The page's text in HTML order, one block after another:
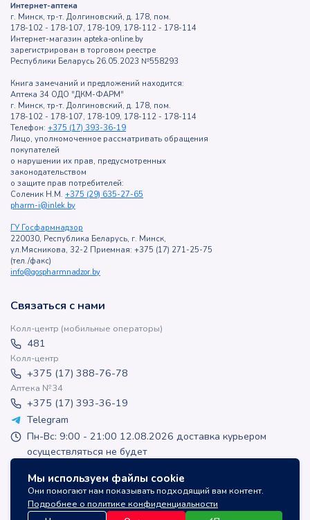
Мы используем файлы cookie
Они помогают нам показывать подходящий вам контент.
Подробнее о политике конфиденциальности
Интернет-аптека
г. Минск, тр-т. Долгиновский, д. 178, пом.
178-102 - 178-107, 178-109, 178-112 - 178-114
Интернет-магазин apteka-online.by
зарегистрирован в торговом реестре
Республики Беларусь 26.05.2023 №558293
Книга замечаний и предложений находится:
Аптека 34 ОДО "ДКМ-ФАРМ"
г. Минск, тр-т. Долгиновский, д. 178, пом.
178-102 - 178-107, 178-109, 178-112 - 178-114
Телефон: +375 (17) 393-36-19
Лицо, уполномоченное рассматривать обращения
покупателей
о нарушении их прав, предусмотренных
законодательством
о защите прав потребителей:
Соленик Н.М. +375 (29) 635-27-65
pharm-i@inlek.by
ГУ Госфармнадзор
220030, Республика Беларусь, г. Минск,
ул.Мясникова, 32-2 Приемная: +375 (17) 271-25-75
(тел./факс)
info@gospharmnadzor.by
Связаться с нами
Колл-центр (мобильные операторы)
481
Колл-центр
+375 (17) 388-76-78
Аптека №34
+375 (17) 393-36-19
Telegram
Пн-Вс: 9:00 - 21:00 12.08.2026 доставка курьером
осуществляться не будет
inlek_apteka
inlek_apteka